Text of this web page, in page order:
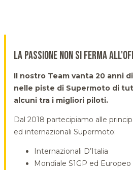
LA PASSIONE NON SI FERMA
Il nostro Team vanta 20 anni
nelle piste di Supermoto di
alcuni tra i migliori piloti.
Dal 2018 partecipiamo alle
ed internazionali Supermoto:
Internazionali D’Italia
Mondiale S1GP ed Europeo